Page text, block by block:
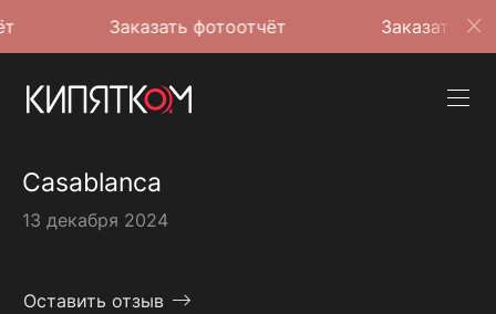
Заказать фотоотчёт Заказать фотоотчёт
Casablanca
13 декабря 2024
Оставить отзыв